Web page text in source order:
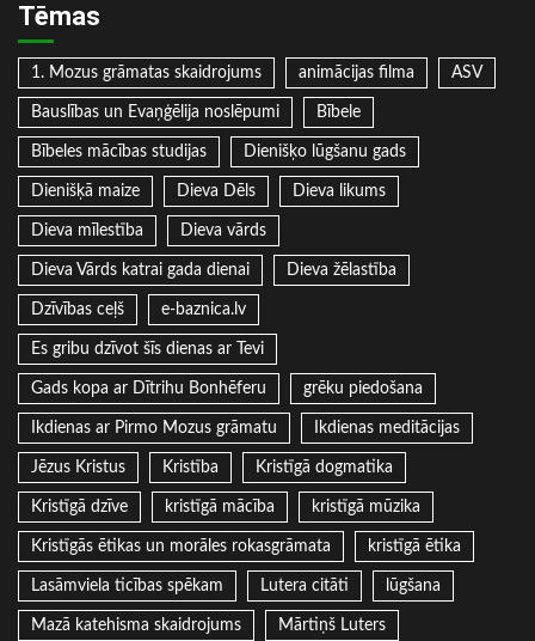
Tēmas
1. Mozus grāmatas skaidrojums animācijas filma ASV
Bauslības un Evaņģēlija noslēpumi Bībele
Bībeles mācības studijas Dienišķo lūgšanu gads
Dienišķā maize Dieva Dēls Dieva likums
Dieva mīlestība Dieva vārds
Dieva Vārds katrai gada dienai Dieva žēlastība
Dzīvības ceļš e-baznica.lv
Es gribu dzīvot šīs dienas ar Tevi
Gads kopa ar Dītrihu Bonhēferu grēku piedošana
Ikdienas ar Pirmo Mozus grāmatu Ikdienas meditācijas
Jēzus Kristus Kristība Kristīgā dogmatika
Kristīgā dzīve kristīgā mācība kristīgā mūzika
Kristīgās ētikas un morāles rokasgrāmata kristīgā ētika
Lasāmviela ticības spēkam Lutera citāti lūgšana
Mazā katehisma skaidrojums Mārtiņš Luters